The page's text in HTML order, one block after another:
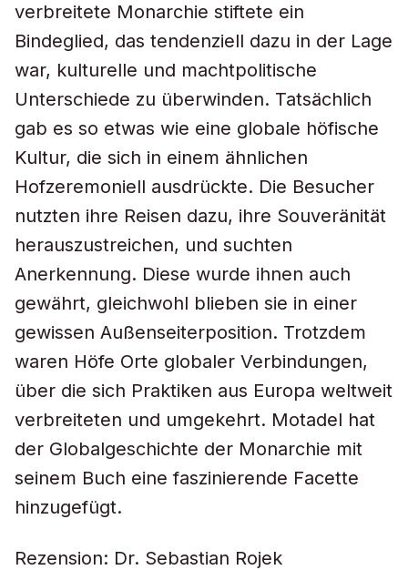
verbreitete Monarchie stiftete ein
Bindeglied, das tendenziell dazu in der Lage
war, kulturelle und machtpolitische
Unterschiede zu überwinden. Tatsächlich
gab es so etwas wie eine globale höfische
Kultur, die sich in einem ähnlichen
Hofzeremoniell ausdrückte. Die Besucher
nutzten ihre Reisen dazu, ihre Souveränität
herauszustreichen, und suchten
Anerkennung. Diese wurde ihnen auch
gewährt, gleichwohl blieben sie in einer
gewissen Außenseiterposition. Trotzdem
waren Höfe Orte globaler Verbindungen,
über die sich Praktiken aus Europa weltweit
verbreiteten und umgekehrt. Motadel hat
der Globalgeschichte der Monarchie mit
seinem Buch eine faszinierende Facette
hinzugefügt.
Rezension: Dr. Sebastian Rojek